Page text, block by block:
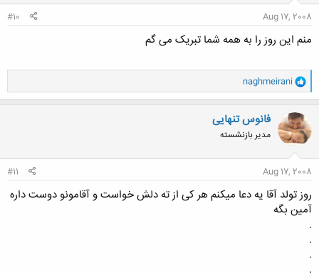
Aug 17, 2008
#10
منم این روز را به همه شما تبریک می گم
و
ا
ک
ن
ش
ه
ا
naghmeirani
فانوس تنهایی
مدیر بازنشسته
Aug 17, 2008
#11
روز تولد آقا یه دعا میکنم هر کی از ته دلش خواست و آقامونو دوست داره
آمین بگه
.
.
.
.